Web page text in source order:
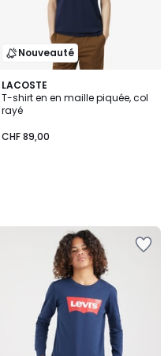
Nouveauté
LACOSTE
T-shirt en en maille piquée, col
rayé
CHF 89,00